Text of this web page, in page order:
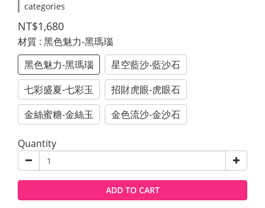
categories
NT$1,680
材質 : 黑色魅力-黑瑪瑙
黑色魅力-黑瑪瑙
星空藍沙-藍沙石
七彩盛夏-七彩玉
招財虎眼-虎眼石
金絲蜜糖-金絲玉
金色流沙-金沙石
Quantity
ADD TO CART